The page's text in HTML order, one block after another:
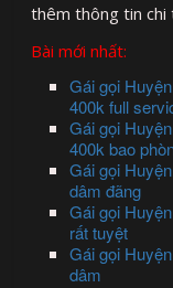
thêm thông tin chi
Bài mới nhất:
Gái gọi
400k full
Gái gọi
400k bao
Gái gọi
dâm đãng
Gái gọi
rất tuyệt
Gái gọi
dâm